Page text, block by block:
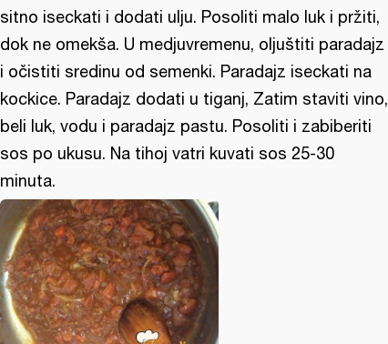
sitno iseckati i dodati ulju. Posoliti malo luk i pržiti,
dok ne omekša. U medjuvremenu, oljuštiti paradajz
i očistiti sredinu od semenki. Paradajz iseckati na
kockice. Paradajz dodati u tiganj, Zatim staviti vino,
beli luk, vodu i paradajz pastu. Posoliti i zabiberiti
sos po ukusu. Na tihoj vatri kuvati sos 25-30
minuta.